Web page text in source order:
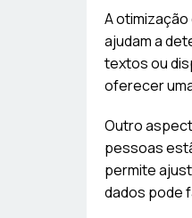
A
ajudam a
textos ou
oferecer
Outro
pessoas
permite
dados pode